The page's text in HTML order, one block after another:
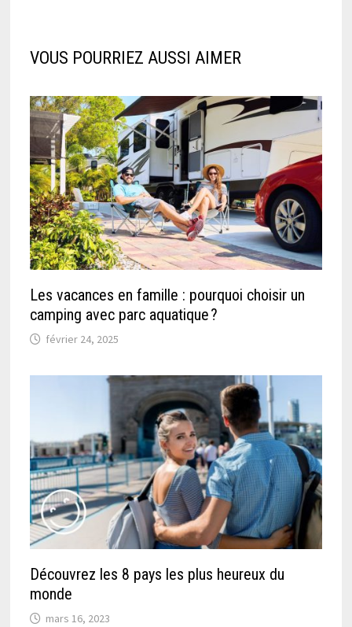
VOUS POURRIEZ AUSSI AIMER
Les vacances en famille : pourquoi choisir un
camping avec parc aquatique ?
février 24, 2025
Découvrez les 8 pays les plus heureux du
monde
mars 16, 2023